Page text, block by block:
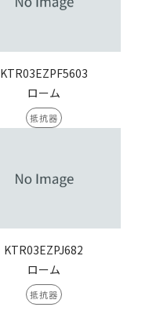
KTR03EZPF5603
ローム
抵抗器
KTR03EZPJ682
ローム
抵抗器